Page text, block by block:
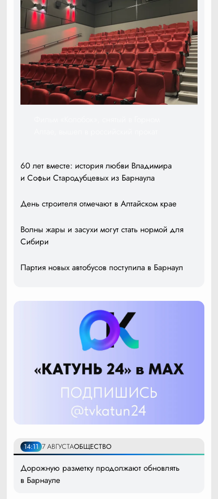
60 лет вместе: история любви Владимира
и Софьи Стародубцевых из Барнаула
День строителя отмечают в Алтайском крае
Волны жары и засухи могут стать нормой для
Сибири
Партия новых автобусов поступила в Барнаул
14:11 7 АВГУСТАОБЩЕСТВО
Дорожную разметку продолжают обновлять
в Барнауле